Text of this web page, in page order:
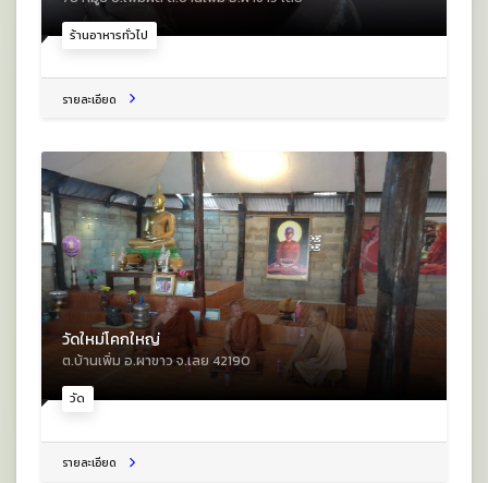
ร้านอาหารทั่วไป
รายละเอียด
วัด
วัดใหม่โคกใหญ่
ต.บ้านเพิ่ม อ.ผาขาว จ.เลย 42190
รายละเอียด